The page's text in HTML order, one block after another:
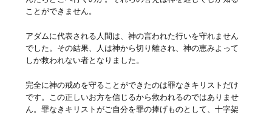
ことができません。
アダムに代表される人間は、神の言われた行いを守れません
でした。その結果、人は神から切り離され、神の恵みよって
しか救われない者となりました。
完全に神の戒めを守ることができたのは罪なきキリストだけ
です。この正しいお方を信じるから救われるのではありませ
ん。罪なきキリストがご自分を罪の捧げものとして、十字架